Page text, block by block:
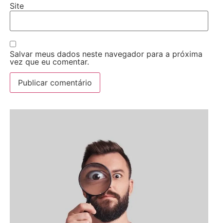
Site
Salvar meus dados neste navegador para a próxima
vez que eu comentar.